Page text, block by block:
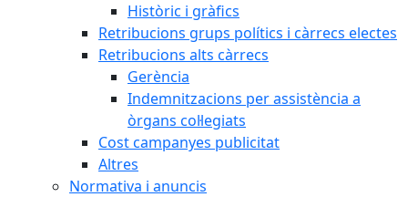
Històric i gràfics
Retribucions grups polítics i càrrecs electes
Retribucions alts càrrecs
Gerència
Indemnitzacions per assistència a
òrgans col·legiats
Cost campanyes publicitat
Altres
Normativa i anuncis